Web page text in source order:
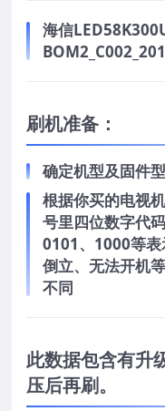
海信
刷机准备：
确定机型及固件
根据你买的电视
号里四位数字代
0101、1000等表
倒立、无法开机
不同
此数据包含有升
压后再刷。